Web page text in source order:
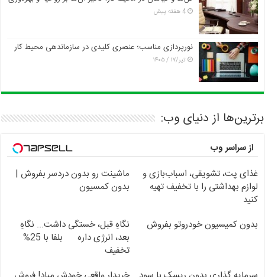
4 هفته پیش
نورپردازی مناسب؛ عنصری کلیدی در سازماندهی محیط کار
تیر/۱۷ / ۱۴۰۵
برترین‌ها از دنیای وب:
از سراسر وب
غذای پت، تشویقی، اسباب‌بازی و
لوازم بهداشتی را با تخفیف تهیه
کنید
ماشینت رو بدون دردسر بفروش |
بدون کمسیون
بدون کمیسیون خودروتو بفروش
نگاهِ قبل، خستگی داشت... نگاهِ
بعد، انرژی داره
بلفا با 25%
تخفیف